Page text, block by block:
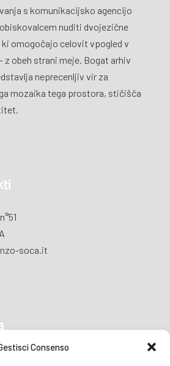
Consenso
s komunikacijsko agencijo
nuditi dvojezične
omogočajo celovit vpogled v
z obeh strani meje. Bogat arhiv
neprecenljiv vir za
mozaika tega prostora, stičišča
soca.it